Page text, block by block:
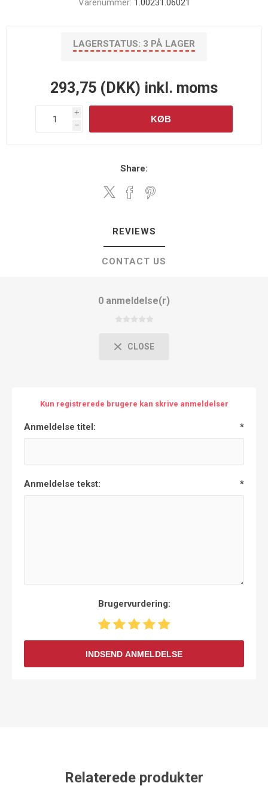
Varenummer: 1.00231.06021
LAGERSTATUS: 3 PÅ LAGER
293,75 (DKK) inkl. moms
i
h
KØB
Share:
REVIEWS
CONTACT US
0 anmeldelse(r)
CLOSE
Kun registrerede brugere kan skrive anmeldelser
Anmeldelse titel: *
Anmeldelse tekst: *
Brugervurdering:
INDSEND ANMELDELSE
Relaterede produkter